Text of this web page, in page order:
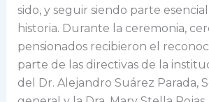
sido, y seguir siendo parte
historia. Durante la ceremonia,
pensionados recibieron el
parte de las directivas de la
del Dr. Alejandro Suárez Parada,